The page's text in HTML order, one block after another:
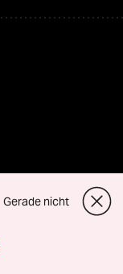
Gerade nicht